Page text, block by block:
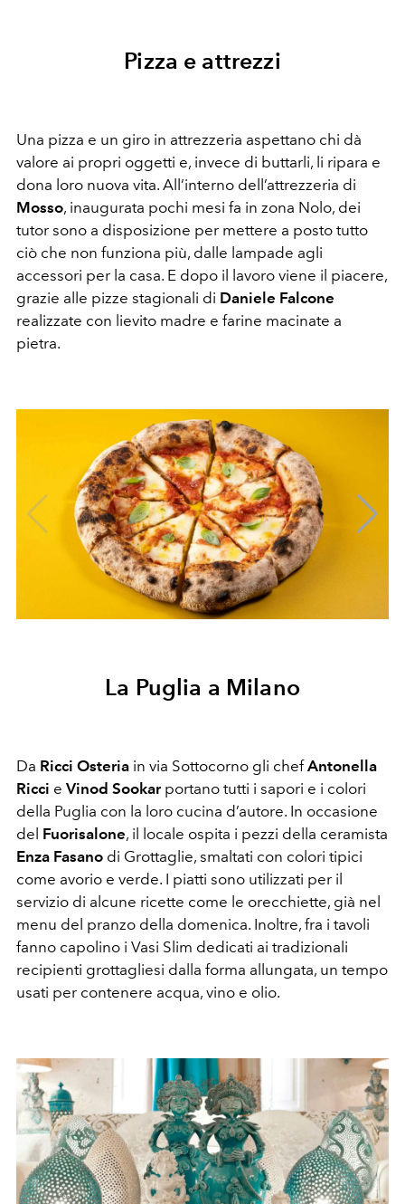
Pizza e attrezzi
Una pizza e un giro in attrezzeria aspettano chi dà
valore ai propri oggetti e, invece di buttarli, li ripara e
dona loro nuova vita. All’interno dell’attrezzeria di
Mosso, inaugurata pochi mesi fa in zona Nolo, dei
tutor sono a disposizione per mettere a posto tutto
ciò che non funziona più, dalle lampade agli
accessori per la casa. E dopo il lavoro viene il piacere,
grazie alle pizze stagionali di Daniele Falcone
realizzate con lievito madre e farine macinate a
pietra.
La Puglia a Milano
Da Ricci Osteria in via Sottocorno gli chefAntonella
Ricci e Vinod Sookarportano tutti i sapori e i colori
della Puglia con la loro cucina d’autore. In occasione
del Fuorisalone, il locale ospita i pezzi della ceramista
Enza Fasano di Grottaglie, smaltati con colori tipici
come avorio e verde. I piatti sono utilizzati per il
servizio di alcune ricette come le orecchiette, già nel
menu del pranzo della domenica. Inoltre, fra i tavoli
fanno capolino i Vasi Slim dedicati ai tradizionali
recipienti grottagliesi dalla forma allungata, un tempo
usati per contenere acqua, vino e olio.